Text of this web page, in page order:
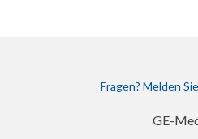
Fragen? Melden
GE-